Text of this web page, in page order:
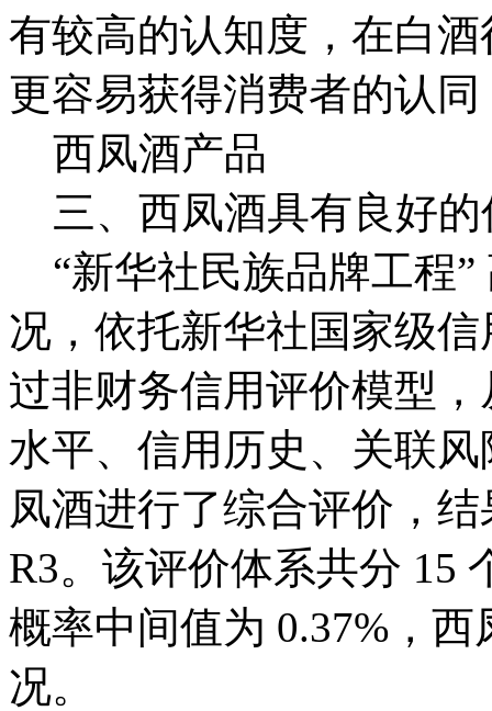
有较高的认知度，在白
更容易获得消费者的认
西凤酒产品
三、西凤酒具有良好的
“新华社民族品牌工程”
况，依托新华社国家级
过非财务信用评价模型
水平、信用历史、关联
凤酒进行了综合评价，
R3。该评价体系共分 15
概率中间值为 0.37%，
况。